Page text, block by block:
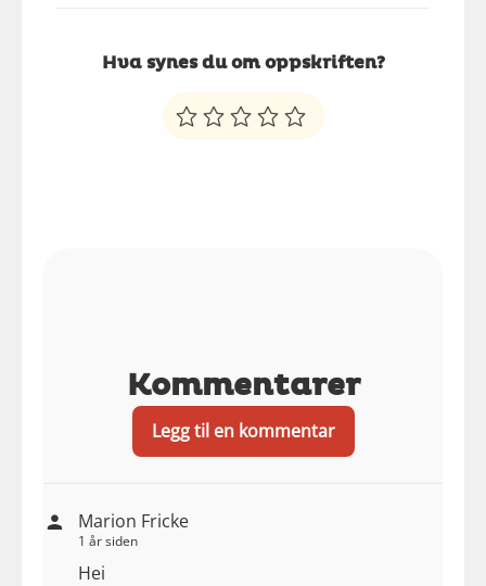
Hva synes du om oppskriften?
Kommentarer
Legg til en kommentar
Marion Fricke
1 år siden
Hei